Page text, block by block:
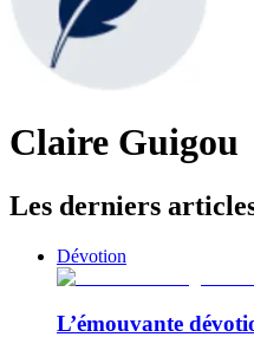
Claire Guigou
Les derniers
Dévotion
L’émouvante